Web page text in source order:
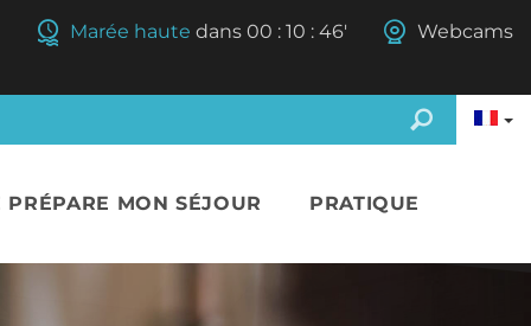
Marée haute dans 00 : 10 : 44' Webcams
PRÉPARE MON SÉJOUR PRATIQUE